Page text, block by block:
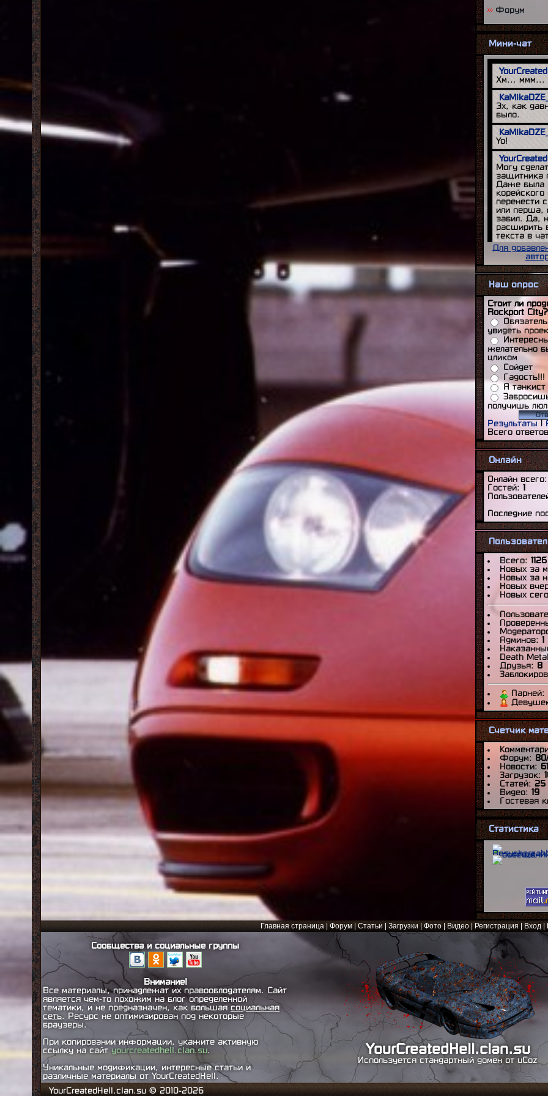
[07:01|21.10.2013]
О версии растительности Cry Engine 2
[06:33|21.10.2013]
Behind Space Of Realities 2013: Cry Engine 2
[18:45|06.09.2013]
Обновления по Aston Martin Racing
Изменение регламента модификаций
Разработка автомобилей серии McLaren F1
Долгожданный релиз Wild Upgraded Your Cars
Продолжение Behind Space Of Realities,
Адаптация Behind Space Of Realities под GTA
Проект Wild Upgraded Your Cars 2
Ждете обновлений? Тогда мы идем к вам!
Behind space of the realities ©
Растения класса tree hipoly
Персонажи Resident Evil: Operation Raccoon
, [19:59|20.06.2012]
Forza Motorsport 4 HQ Wheels - Super pack
Wild Upgraded Your Cars - v2 series
[16:49|09.05.2012]
Chevrolet Corvette Z06R GT3 v1.0.0
[07:59|24.04.2012]
Alexey projects [WIP/CONV/SA]
[14:56|17.04.2012]
Обсуждение проекта Behind Space Of
Mercedes Benz CLK GTR Ultimate Edition
Заполнение дыр полигонами между
краеугольными гранями
, [04:39|29.12.2011]
Предложения по развитию сайта.
[04:33|29.12.2011]
KA 52 Alligator
Учения , [03:54|29.12.2011]
High Quality Lights Mod Extreme Edition
[03:49|29.12.2011]
BSOR Ultimate Test of Vegetation,
[13:23|30.11.2011]
Ваз 2107 (Russian True Shit - VAZ 2107)
,
[20:23|29.11.2011]
3d grass / 3д трава (BSOR)
, [20:16|29.11.2011]
Риппы растительности из различных игр
[19:25|26.11.2011]
Nissan R390 '98 Road version,
[01:15|18.11.2011]
Смена Nickname вашего аккунта,
[17:24|13.11.2011]
Видео с участием работ YourCreatedHell
[20:32|01.09.2011]
Эксперименты с Sims 3, [18:18|21.08.2011]
Mclaren F1 GT ’98 race version
[22:05|08.05.2011]
Aston Martin DBR9, [16:11|07.05.2011]
Wild Upgraded Your Cars - v1 series
[10:01|02.05.2011]
Красивые скриншоты работ от
YourCreatedHell
Albert Wesker, [17:37|01.04.2011]
, [17:13|01.04.2011]
Баннерообмен, [19:58|25.02.2011]
, [10:02|20.02.2011]
Замена SA прототипов класса NASCAR,
, [03:00|06.01.2011]
Война смайлов, [18:48|05.12.2010]
Эффект - дубль два
, [17:54|26.10.2010]
[17:45|18.12.2012]
Адаптации автомобилей
Создание пальмового
[23:56|17.10.2012]
Форум
Мини-чат
Для
Наш опрос
Стоит ли
Rockport City?
увидеть
желательно
цликом
Сойдет
Гадость!!!
Я
получишь
Результаты
Всего
Онлайн
Онлайн всего:
Гостей: 1
Последние
Всего: 1126
Новых за
Новых за
Новых
Новых
Админов: 1
Death
Друзья:
8
Парней:
Счетчик
Форум:
Новости:
61
Загрузок:
Статей: 25
Видео: 19
Гостевая
Статистика
Главная страница|Форум|Статьи|Загрузки |Фото| Видео| Регистрация| Вход|
Сообщества и социальные группы
Внимание!
Все материалы, принадлежат их правооблодателям. Сайт
является чем-то похожим на блог определенной
тематики, и не предназначен, как большая социальная
сеть. Ресурс не оптимизирован под некоторые
браузеры.
При копировании информации, укажите активную
ссылку на сайт yourcreatedhell.clan.su.
Уникальные модификации, интересные статьи и
различные материалы от YourCreatedHell.
YourCreatedHell.clan.su
Используется стандартный домен от uCoz
YourCreatedHell.clan.su © 2010-2026